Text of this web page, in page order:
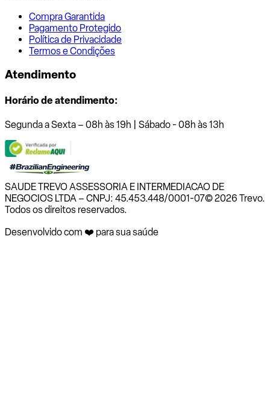
Compra Garantida
Pagamento Protegido
Política de Privacidade
Termos e Condições
Atendimento
Horário de atendimento:
Segunda a Sexta – 08h às 19h | Sábado - 08h às 13h
SAUDE TREVO ASSESSORIA E INTERMEDIACAO DE
NEGOCIOS LTDA – CNPJ: 45.453.448/0001-07© 2026 Trevo.
Todos os direitos reservados.
Desenvolvido com ❤️ para sua saúde